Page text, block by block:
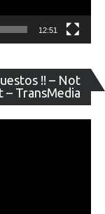
12:51
!! – Not
– TransMedia
de